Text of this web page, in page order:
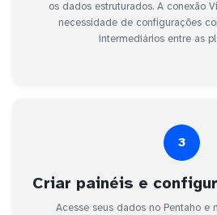
os dados estruturados. A conexão
necessidade de configurações
intermediários entre as
3
Criar painéis e
Acesse seus dados no Pentaho e